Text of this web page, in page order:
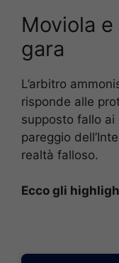
Moviola
gara
L’arbitro
risponde alle
supposto fallo
pareggio
realtà falloso.
Ecco gli